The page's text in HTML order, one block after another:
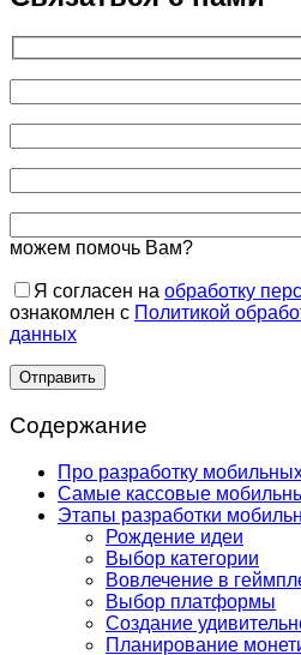
можем помочь Вам?
Я согласен на обработку
ознакомлен с Политикой
данных
Содержание
Про разработку
Самые кассовые
Этапы разработки
Рождение идеи
Выбор категории
Вовлечение в
Выбор платформы
Создание
Планирование